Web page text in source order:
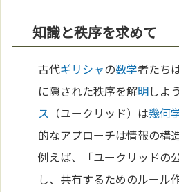
知識と秩序を求めて
古代ギリシャの数学者たち
に隠された秩序を解明しよ
ス （ユークリッド）は幾何
的なアプローチは情報の構
例えば、「ユークリッドの
し、共有するためのルール